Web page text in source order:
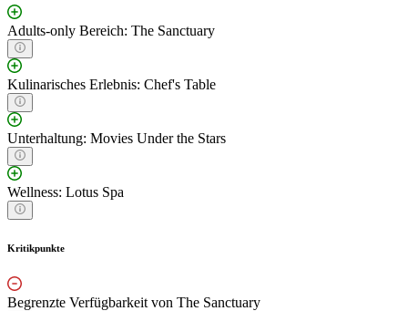
Adults-only Bereich: The Sanctuary
Kulinarisches Erlebnis: Chef's Table
Unterhaltung: Movies Under the Stars
Wellness: Lotus Spa
Kritikpunkte
Begrenzte Verfügbarkeit von The Sanctuary